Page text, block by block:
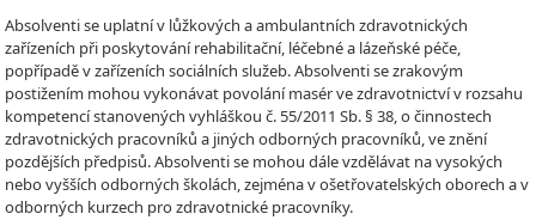
Absolventi se uplatní v lůžkových a ambulantních zdravotnických
zařízeních při poskytování rehabilitační, léčebné a lázeňské péče,
popřípadě v zařízeních sociálních služeb. Absolventi se zrakovým
postižením mohou vykonávat povolání masér ve zdravotnictví v rozsahu
kompetencí stanovených vyhláškou č. 55/2011 Sb. § 38, o činnostech
zdravotnických pracovníků a jiných odborných pracovníků, ve znění
pozdějších předpisů. Absolventi se mohou dále vzdělávat na vysokých
nebo vyšších odborných školách, zejména v ošetřovatelských oborech a v
odborných kurzech pro zdravotnické pracovníky.